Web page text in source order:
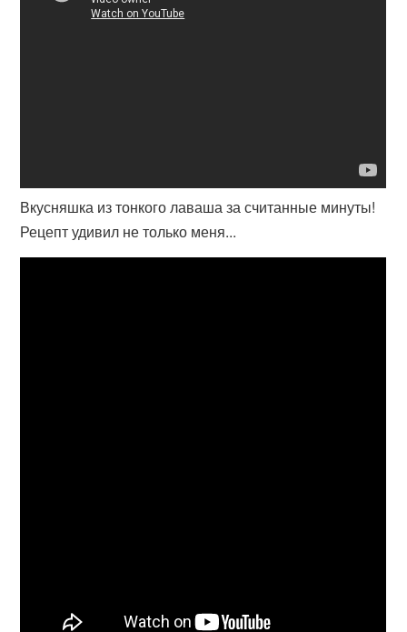
Вкусняшка из тонкого лаваша за считанные минуты!
Рецепт удивил не только меня...